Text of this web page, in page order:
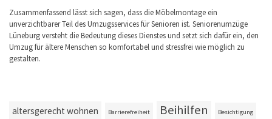
Zusammenfassend lässt sich sagen, dass die Möbelmontage ein
unverzichtbarer Teil des Umzugsservices für Senioren ist. Seniorenumzüge
Lüneburg versteht die Bedeutung dieses Dienstes und setzt sich dafür ein, den
Umzug für ältere Menschen so komfortabel und stressfrei wie möglich zu
gestalten.
altersgerecht wohnen Barrierefreiheit Beihilfen Besichtigung